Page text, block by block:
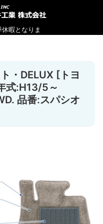
・DELUX [トヨ
式:H13/5～
品番:スパシオ